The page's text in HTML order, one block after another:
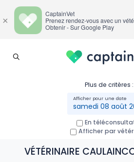
Plus de critères :
samedi 08 août
En
Afficher par
VÉTÉRINAIRE
×
CaptainVet
Prenez rendez-vous avec un
Obtenir - Sur Google Play